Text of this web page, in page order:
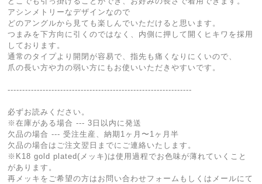
アシンメトリーなデザインなので
どのアングルから見ても楽しんでいただけると思います。
つまみを下方向に引くのではなく、内側に押して開くヒキワを採用
しております。
通常のタイプより開閉が容易で、指先も痛くなりにくいので、
爪の長い方や力の弱い方にもお使いいただきやすいです。
---------------------------------------------------------------
必ずお読みください。
※在庫がある場合 --- 3日以内に発送
欠品の場合 --- 受注生産、納期1ヶ月〜1ヶ月半
欠品の場合はご注文翌日までにご連絡いたします。
※K18 gold plated(メッキ)は使用過程でお色味が薄れていくこと
があります。
再メッキをご希望の方はお問い合わせフォームもしくはメールにて